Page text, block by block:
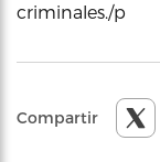
criminales./p
Compartir